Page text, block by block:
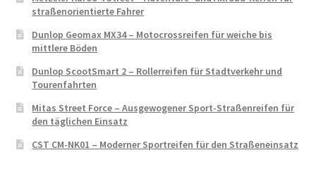
straßenorientierte Fahrer
Dunlop Geomax MX34 – Motocrossreifen für weiche bis
mittlere Böden
Dunlop ScootSmart 2 – Rollerreifen für Stadtverkehr und
Tourenfahrten
Mitas Street Force – Ausgewogener Sport-Straßenreifen für
den täglichen Einsatz
CST CM-NK01 – Moderner Sportreifen für den Straßeneinsatz